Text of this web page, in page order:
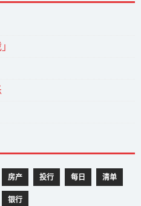
房产 投行 每日 清单
银行